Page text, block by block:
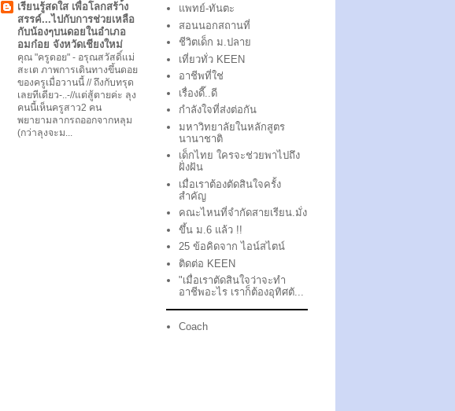
เรียนรู้สดใส เพื่อโลกสร้า้ง
สรรค์...ไปกับการช่วยเหลือ
กับน้องๆบนดอยในอำเภอ
อมก๋อย จังหวัดเชียงใหม่
คุณ "ครูดอย" - อรุณสวัสดิ์แม่
สะเต ภาพการเดินทางขึ้นดอย
ของครูเมื่อวานนี้ // ถึงกับทรุด
เลยทีเดียว-..-//แต่สู้ตายค่ะ ลุง
คนนี้เห็นครูสาว2 คน
พยายามลากรถออกจากหลุม
(กว่าลุงจะม...
แพทย์-ทันตะ
สอนนอกสถานที่
ชีวิตเด็ก ม.ปลาย
เที่ยวทั่ว KEEN
อาชีพที่ใช่
เรื่องดี๊..ดี
กำลังใจที่ส่งต่อกัน
มหาวิทยาลัยในหลักสูตร
นานาชาติ
เด็กไทย ใครจะช่วยพาไปถึง
ฝั่งฝัน
เมื่อเราต้องตัดสินใจครั้ง
สำคัญ
คณะไหนที่จำกัดสายเรียน.มั่ง
ขึ้น ม.6 แล้ว !!
25 ข้อคิดจาก ไอน์สไตน์
ติดต่อ KEEN
"เมื่อเราตัดสินใจว่าจะทำ
อาชีพอะไร เราก็ต้องอุทิศตั...
Coach